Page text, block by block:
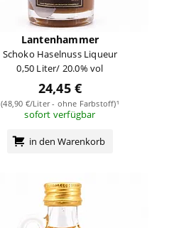
Lantenhammer
Schoko Haselnuss Liqueur
0,50 Liter/ 20.0% vol
24,45 €
(48,90 €/Liter - ohne Farbstoff)¹
sofort verfügbar
in den Warenkorb